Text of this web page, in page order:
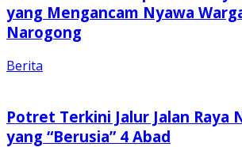
yang Mengancam Nyawa
Narogong
Berita
Potret Terkini Jalur Jalan Raya
yang “Berusia” 4 Abad